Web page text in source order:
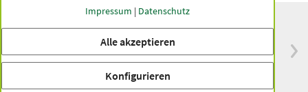
versandkostenfrei
innerhalb Deutschlands
Spitzenqualität seit
Impressum | Datenschutz
Alle akzeptieren
Konfigurieren